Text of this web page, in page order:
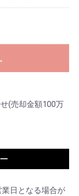
(売却金額100万
日となる場合が